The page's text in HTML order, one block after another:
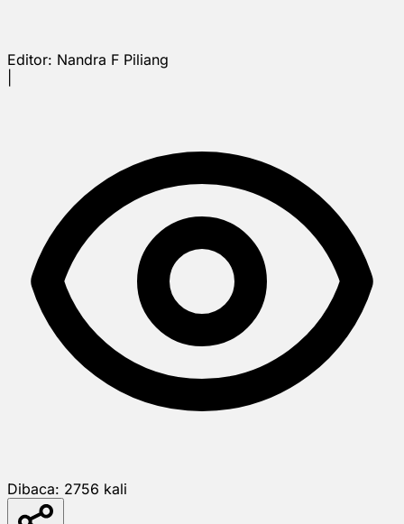
Editor: Nandra F Piliang
Dibaca: 2756 kali